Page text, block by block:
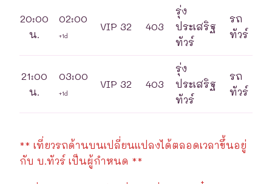
20:00
น.
02:00
+1d
VIP 32 403
รุ่ง
ประเสริฐ
ทัวร์
รถ
ทัวร์
21:00
น.
03:00
+1d
VIP 32 403
รุ่ง
ประเสริฐ
ทัวร์
รถ
ทัวร์
** เที่ยวรถด้านบนเปลี่ยนแปลงได้ตลอดเวลาขึ้นอยู่
กับ บ.ทัวร์ เป็นผู้กำหนด **